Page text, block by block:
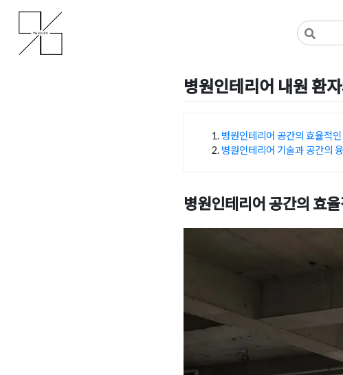
content
사무실인테리어 디자인 공사 비용견적 플랫폼
사무실인테리어 916
병원인테리어 내원 환
병원인테리어 공간의 효율적
병원인테리어 기술과 공간의
병원인테리어 공간의 효